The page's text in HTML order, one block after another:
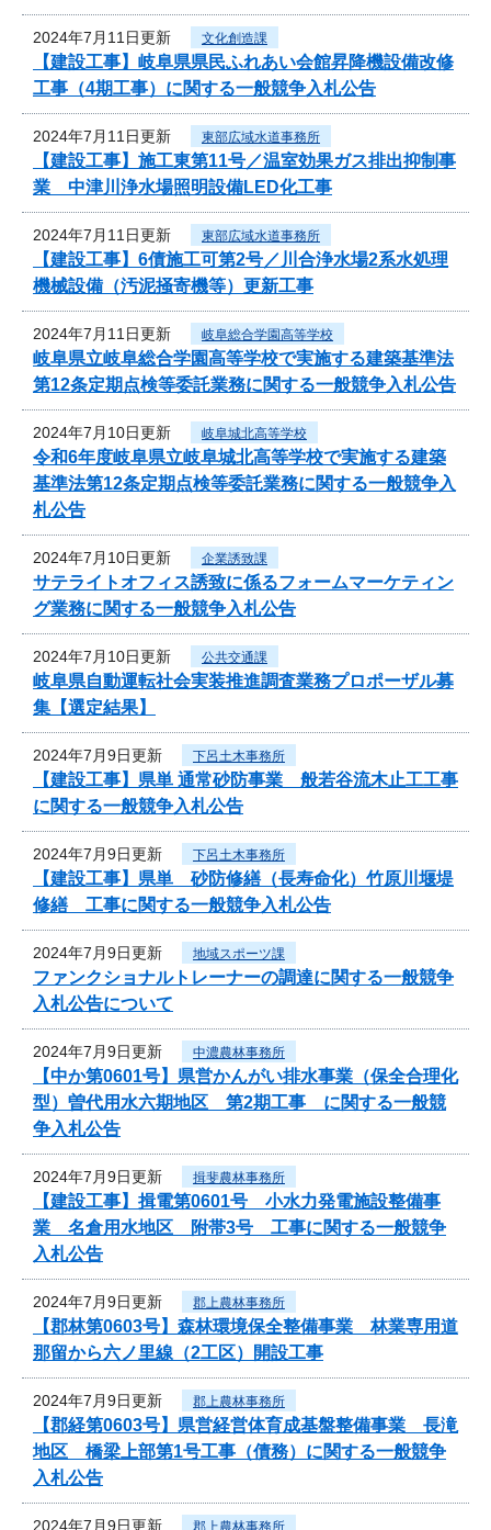
2024年7月11日更新 文化創造課
【建設工事】岐阜県県民ふれあい会館昇降機設備改修
工事（4期工事）に関する一般競争入札公告
2024年7月11日更新 東部広域水道事務所
【建設工事】施工東第11号／温室効果ガス排出抑制事
業 中津川浄水場照明設備LED化工事
2024年7月11日更新 東部広域水道事務所
【建設工事】6債施工可第2号／川合浄水場2系水処理
機械設備（汚泥掻寄機等）更新工事
2024年7月11日更新 岐阜総合学園高等学校
岐阜県立岐阜総合学園高等学校で実施する建築基準法
第12条定期点検等委託業務に関する一般競争入札公告
2024年7月10日更新 岐阜城北高等学校
令和6年度岐阜県立岐阜城北高等学校で実施する建築
基準法第12条定期点検等委託業務に関する一般競争入
札公告
2024年7月10日更新 企業誘致課
サテライトオフィス誘致に係るフォームマーケティン
グ業務に関する一般競争入札公告
2024年7月10日更新 公共交通課
岐阜県自動運転社会実装推進調査業務プロポーザル募
集【選定結果】
2024年7月9日更新 下呂土木事務所
【建設工事】県単 通常砂防事業 般若谷流木止工工事
に関する一般競争入札公告
2024年7月9日更新 下呂土木事務所
【建設工事】県単 砂防修繕（長寿命化）竹原川堰堤
修繕 工事に関する一般競争入札公告
2024年7月9日更新 地域スポーツ課
ファンクショナルトレーナーの調達に関する一般競争
入札公告について
2024年7月9日更新 中濃農林事務所
【中か第0601号】県営かんがい排水事業（保全合理化
型）曽代用水六期地区 第2期工事 に関する一般競
争入札公告
2024年7月9日更新 揖斐農林事務所
【建設工事】揖電第0601号 小水力発電施設整備事
業 名倉用水地区 附帯3号 工事に関する一般競争
入札公告
2024年7月9日更新 郡上農林事務所
【郡林第0603号】森林環境保全整備事業 林業専用道
那留から六ノ里線（2工区）開設工事
2024年7月9日更新 郡上農林事務所
【郡経第0603号】県営経営体育成基盤整備事業 長滝
地区 橋梁上部第1号工事（債務）に関する一般競争
入札公告
2024年7月9日更新 郡上農林事務所